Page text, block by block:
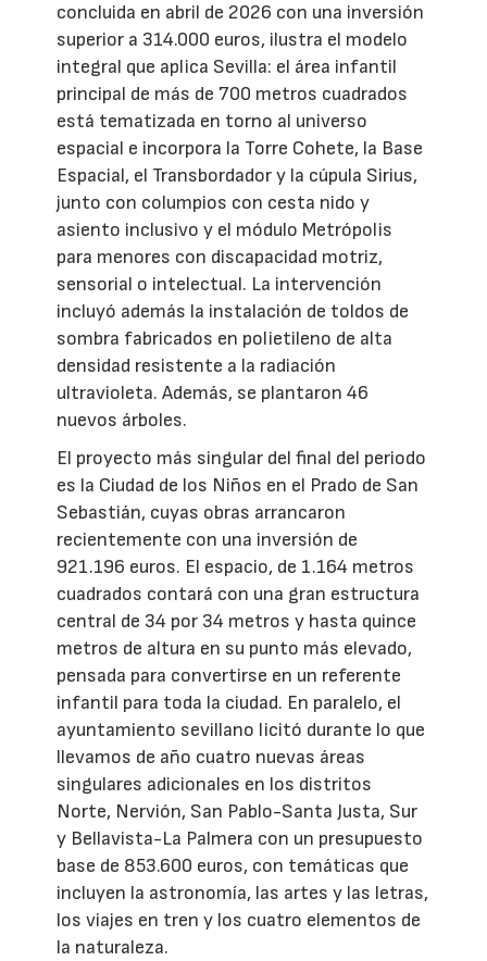
concluida en abril de 2026 con una inversión
superior a 314.000 euros, ilustra el modelo
integral que aplica Sevilla: el área infantil
principal de más de 700 metros cuadrados
está tematizada en torno al universo
espacial e incorpora la Torre Cohete, la Base
Espacial, el Transbordador y la cúpula Sirius,
junto con columpios con cesta nido y
asiento inclusivo y el módulo Metrópolis
para menores con discapacidad motriz,
sensorial o intelectual. La intervención
incluyó además la instalación de toldos de
sombra fabricados en polietileno de alta
densidad resistente a la radiación
ultravioleta. Además, se plantaron 46
nuevos árboles.
El proyecto más singular del final del periodo
es la Ciudad de los Niños en el Prado de San
Sebastián, cuyas obras arrancaron
recientemente con una inversión de
921.196 euros. El espacio, de 1.164 metros
cuadrados contará con una gran estructura
central de 34 por 34 metros y hasta quince
metros de altura en su punto más elevado,
pensada para convertirse en un referente
infantil para toda la ciudad. En paralelo, el
ayuntamiento sevillano licitó durante lo que
llevamos de año cuatro nuevas áreas
singulares adicionales en los distritos
Norte, Nervión, San Pablo-Santa Justa, Sur
y Bellavista-La Palmera con un presupuesto
base de 853.600 euros, con temáticas que
incluyen la astronomía, las artes y las letras,
los viajes en tren y los cuatro elementos de
la naturaleza.